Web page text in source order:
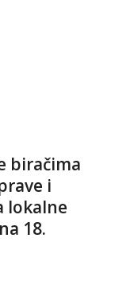
biračima
i
lokalne
18.